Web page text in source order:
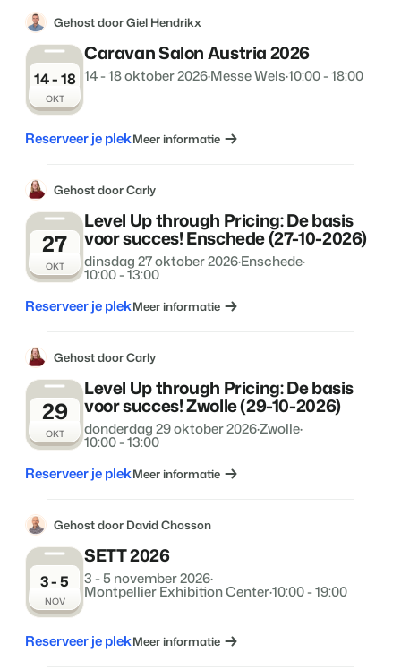
Gehost door Giel Hendrikx
14 - 18
OKT
Caravan Salon Austria 2026
14 - 18 oktober 2026·Messe Wels·10:00 - 18:00
Reserveer je plekMeer informatie
Gehost door Carly
27
OKT
Level Up through Pricing: De basis
voor succes! Enschede (27-10-2026)
dinsdag 27 oktober 2026·Enschede·
10:00 - 13:00
Reserveer je plekMeer informatie
Gehost door Carly
29
OKT
Level Up through Pricing: De basis
voor succes! Zwolle (29-10-2026)
donderdag 29 oktober 2026·Zwolle·
10:00 - 13:00
Reserveer je plekMeer informatie
Gehost door David Chosson
3 - 5
NOV
SETT 2026
3 - 5 november 2026·
Montpellier Exhibition Center·10:00 - 19:00
Reserveer je plekMeer informatie